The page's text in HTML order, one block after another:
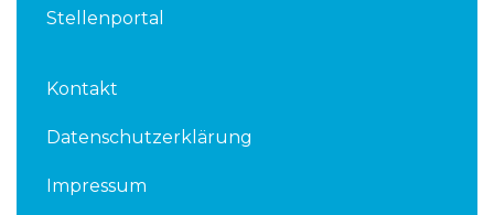
Stellenportal
Kontakt
Datenschutzerklärung
Impressum